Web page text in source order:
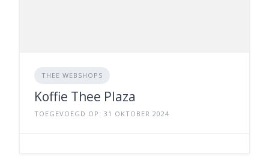
THEE WEBSHOPS
Koffie Thee Plaza
TOEGEVOEGD OP: 31 OKTOBER 2024